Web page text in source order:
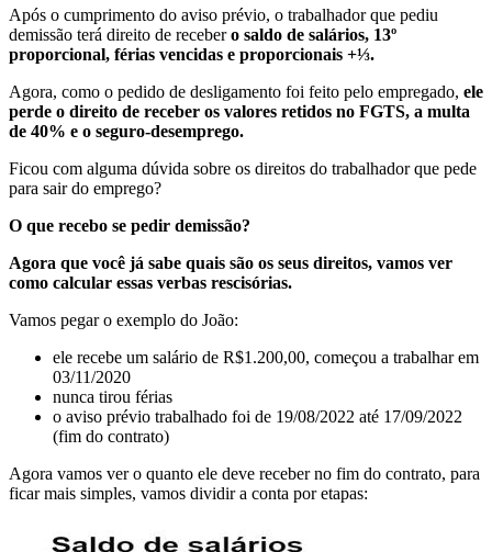
Após o cumprimento do aviso prévio, o trabalhador que pediu
demissão terá direito de recebero saldo de salários, 13º
proporcional, férias vencidas e proporcionais +⅓.
Agora, como o pedido de desligamento foi feito pelo empregado, ele
perde o direito de receber os valores retidos no FGTS, a multa
de 40% e o seguro-desemprego.
Ficou com alguma dúvida sobre os direitos do trabalhador que pede
para sair do emprego?
O que recebo se pedir demissão?
Agora que você já sabe quais são os seus direitos, vamos ver
como calcular essas verbas rescisórias.
Vamos pegar o exemplo do João:
ele recebe um salário de R$1.200,00, começou a trabalhar em
03/11/2020
nunca tirou férias
o aviso prévio trabalhado foi de 19/08/2022 até 17/09/2022
(fim do contrato)
Agora vamos ver o quanto ele deve receber no fim do contrato, para
ficar mais simples, vamos dividir a conta por etapas: